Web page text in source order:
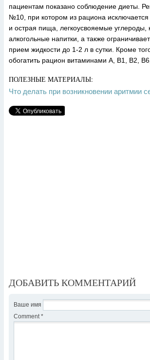
пациентам показано соблюдение диеты.
№10, при котором из рациона
и острая пища, легкоусвояемые углероды,
алкогольные напитки, а также
прием жидкости до 1-2 л в сутки. Кроме
обогатить рацион витаминами А, В1, В2,
ПОЛЕЗНЫЕ МАТЕРИАЛЫ:
Что делать при возникновении аритмии
ДОБАВИТЬ КОММЕНТАРИЙ
Ваше имя
Comment *